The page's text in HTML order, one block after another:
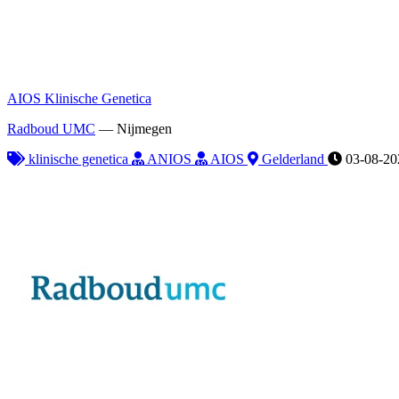
AIOS Klinische Genetica
Radboud UMC — Nijmegen
klinische genetica
ANIOS AIOS Gelderland 03-08-